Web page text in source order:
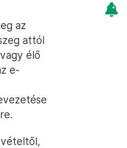
az
attól
élő
e-